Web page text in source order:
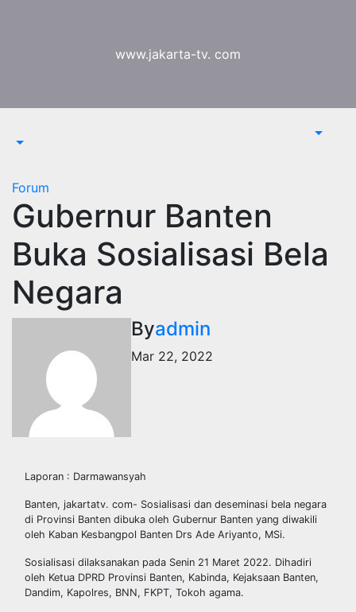
www.jakarta-tv. com
Forum
Gubernur Banten
Buka Sosialisasi Bela
Negara
Byadmin
Mar 22, 2022
Laporan : Darmawansyah
Banten, jakartatv. com- Sosialisasi dan deseminasi bela negara
di Provinsi Banten dibuka oleh Gubernur Banten yang diwakili
oleh Kaban Kesbangpol Banten Drs Ade Ariyanto, MSi.
Sosialisasi dilaksanakan pada Senin 21 Maret 2022. Dihadiri
oleh Ketua DPRD Provinsi Banten, Kabinda, Kejaksaan Banten,
Dandim, Kapolres, BNN, FKPT, Tokoh agama.